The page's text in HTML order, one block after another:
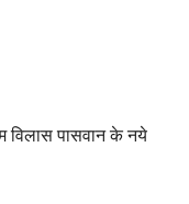
विलास पासवान के नये